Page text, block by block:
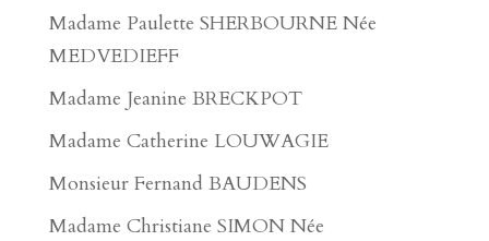
Madame Paulette SHERBOURNE Née
MEDVEDIEFF
Madame Jeanine BRECKPOT
Madame Catherine LOUWAGIE
Monsieur Fernand BAUDENS
Madame Christiane SIMON Née